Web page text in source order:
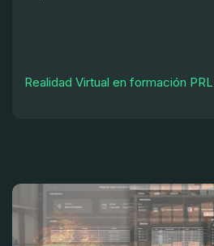
Realidad Virtual en formación PRL